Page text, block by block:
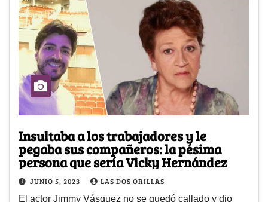
Insultaba a los trabajadores y le
pegaba sus compañeros: la pésima
persona que sería Vicky Hernández
JUNIO 5, 2023 LAS DOS ORILLAS
El actor Jimmy Vásquez no se quedó callado y dio